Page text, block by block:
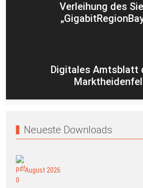
Verleihung des
Digitales Amtsblatt
Neueste Downloads
August 2026